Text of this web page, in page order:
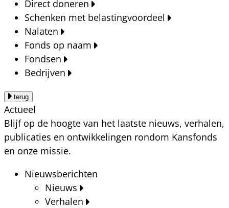
Direct doneren
Schenken met belastingvoordeel
Nalaten
Fonds op naam
Fondsen
Bedrijven
terug
Actueel
Blijf op de hoogte van het laatste nieuws, verhalen,
publicaties en ontwikkelingen rondom Kansfonds
en onze missie.
Nieuwsberichten
Nieuws
Verhalen